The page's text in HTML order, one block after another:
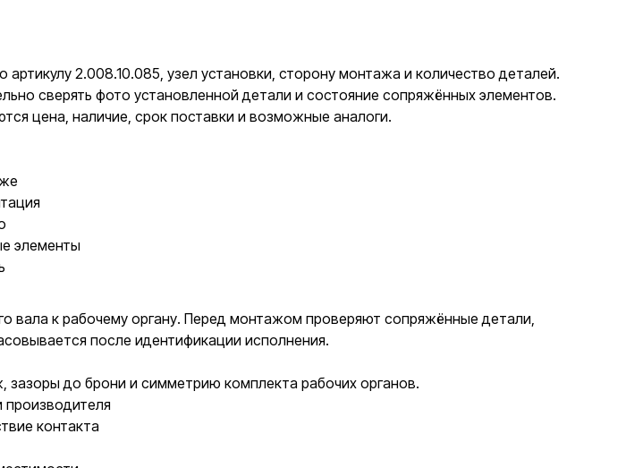
2.008.10.085, узел установки, сторону монтажа и количество деталей.
сверять фото установленной детали и состояние сопряжённых элементов.
цена, наличие, срок поставки и возможные аналоги.
элементы
вала к рабочему органу. Перед монтажом проверяют сопряжённые детали,
после идентификации исполнения.
до брони и симметрию комплекта рабочих органов.
контакта